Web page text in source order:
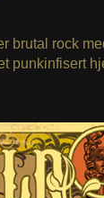
brutal rock
punkinfisert